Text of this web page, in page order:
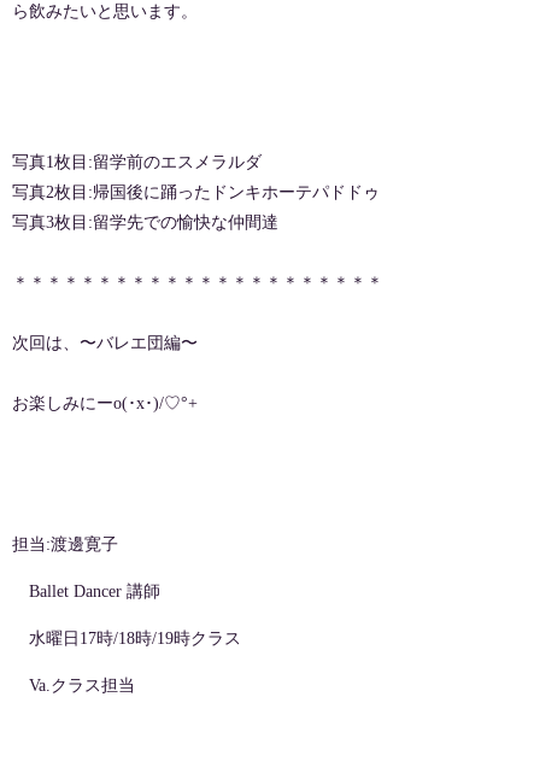
ら飲みたいと思います。
写真1枚目:留学前のエスメラルダ
写真2枚目:帰国後に踊ったドンキホーテパドドゥ
写真3枚目:留学先での愉快な仲間達
＊＊＊＊＊＊＊＊＊＊＊＊＊＊＊＊＊＊＊＊＊＊
次回は、〜バレエ団編〜
お楽しみにーo(･x･)/♡°+
担当:渡邊寛子
Ballet Dancer 講師
水曜日17時/18時/19時クラス
Va.クラス担当